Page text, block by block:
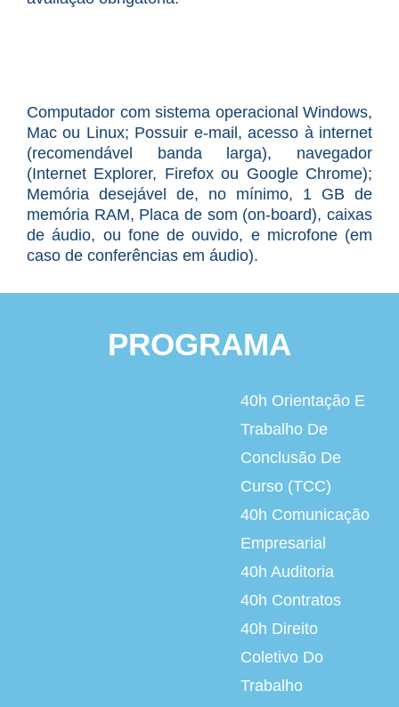
Computador com sistema operacional Windows,
Mac ou Linux; Possuir e-mail, acesso à internet
(recomendável banda larga), navegador
(Internet Explorer, Firefox ou Google Chrome);
Memória desejável de, no mínimo, 1 GB de
memória RAM, Placa de som (on-board), caixas
de áudio, ou fone de ouvido, e microfone (em
caso de conferências em áudio).
PROGRAMA
40h Orientação E
Trabalho De
Conclusão De
Curso (TCC)
40h Comunicação
Empresarial
40h Auditoria
40h Contratos
40h Direito
Coletivo Do
Trabalho